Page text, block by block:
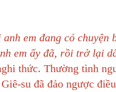
em đang có chuyện
em ấy đã, rồi trở lại
thức. Thường tình
su đã đảo ngược